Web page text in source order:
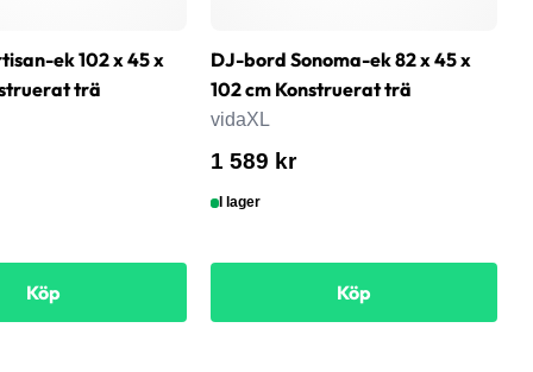
ek 102 x 45 x
trä
Köp
DJ-bord Sonoma-ek 82 x 45 x
102 cm Konstruerat trä
vidaXL
1 589 kr
I lager
Köp